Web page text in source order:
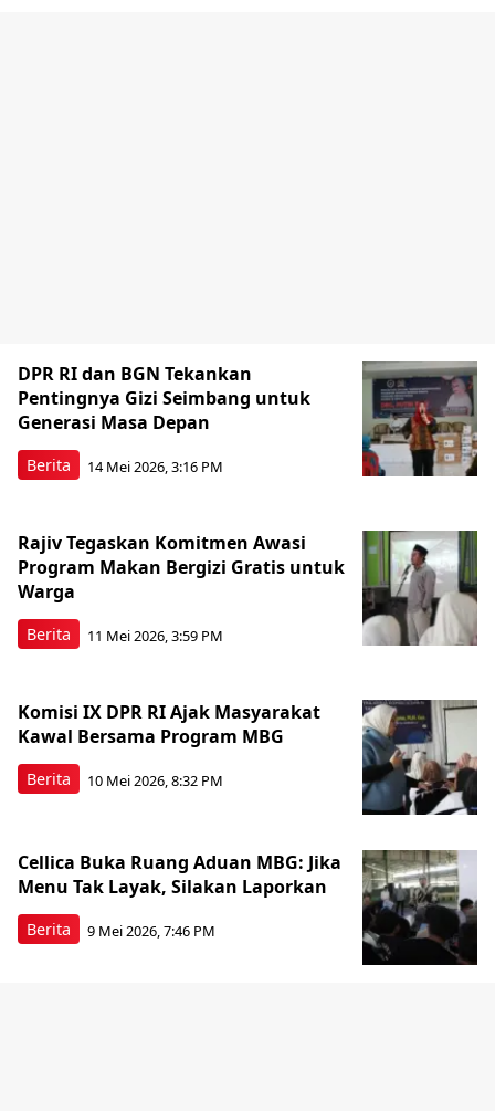
Berita
DPR RI dan BGN Tekankan
Pentingnya Gizi Seimbang untuk
Generasi Masa Depan
14 Mei 2026, 3:16 PM
Berita
Rajiv Tegaskan Komitmen Awasi
Program Makan Bergizi Gratis untuk
Warga
11 Mei 2026, 3:59 PM
Berita
Komisi IX DPR RI Ajak Masyarakat
Kawal Bersama Program MBG
10 Mei 2026, 8:32 PM
Berita
Cellica Buka Ruang Aduan MBG: Jika
Menu Tak Layak, Silakan Laporkan
9 Mei 2026, 7:46 PM